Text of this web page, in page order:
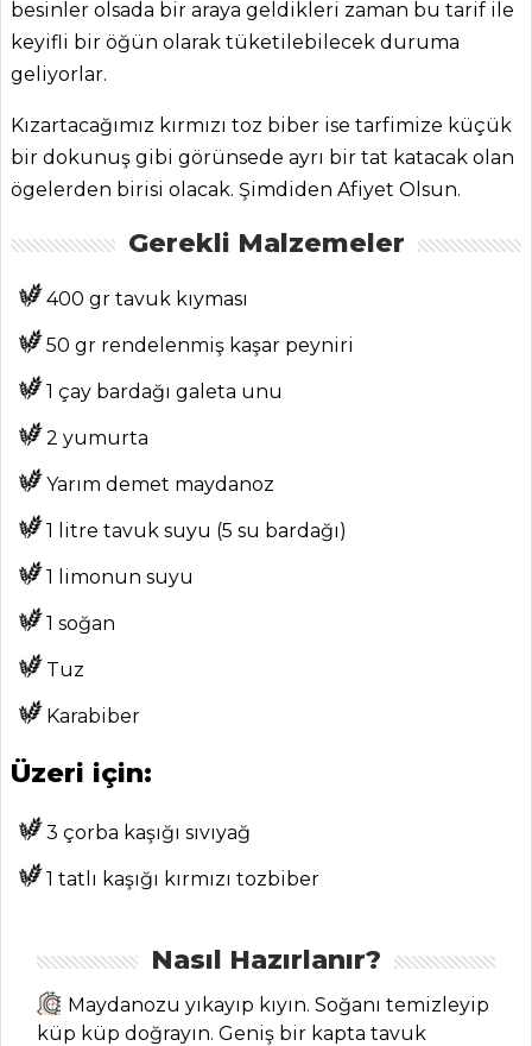
ANASAYFA
Aktüel
Chefs
Haber
ŞEFİN TARİFLERİ
MENÜLER
Tüm
Kategoriler
YEMEKLERI
Peynirli Yaz
Türlüsü Tarifi, Nasıl
Yapılır?
Deniz Börülcesi
Taze Sarımsaklı
Tarifi, Nasıl Yapılır?
besinler olsada bir araya geldikleri zaman bu tarif ile
keyifli bir öğün olarak tüketilebilecek duruma
geliyorlar.
Kızartacağımız kırmızı toz biber ise tarfimize küçük
bir dokunuş gibi görünsede ayrı bir tat katacak olan
ögelerden birisi olacak. Şimdiden Afiyet Olsun.
Gerekli Malzemeler
400 gr tavuk kıyması
50 gr rendelenmiş kaşar peyniri
1 çay bardağı galeta unu
2 yumurta
Yarım demet maydanoz
1 litre tavuk suyu (5 su bardağı)
1 limonun suyu
1 soğan
Tuz
Karabiber
Üzeri için:
3 çorba kaşığı sıvıyağ
1 tatlı kaşığı kırmızı tozbiber
Nasıl Hazırlanır?
Maydanozu yıkayıp kıyın. Soğanı temizleyip
küp küp doğrayın. Geniş bir kapta tavuk